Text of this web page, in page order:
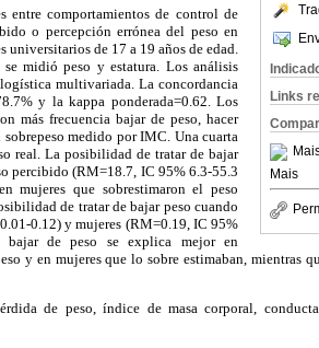
Links
Mais
entre comportamientos de control de
o percepción errónea del peso en
de 17 a 19 años de edad.
midió peso y estatura. Los análisis
multivariada. La concordancia
y la kappa ponderada=0.62. Los
más frecuencia bajar de peso, hacer
medido por IMC. Una cuarta
real. La posibilidad de tratar de bajar
percibido (RM=18.7, IC 95% 6.3-55.3
mujeres que sobrestimaron el peso
de tratar de bajar peso cuando
0.12) y mujeres (RM=0.19, IC 95%
bajar de peso se explica mejor en
y en mujeres que lo sobre estimaban, mientras
de peso, índice de masa corporal,